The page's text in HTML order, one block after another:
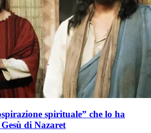
spirituale” che lo ha
di Nazaret